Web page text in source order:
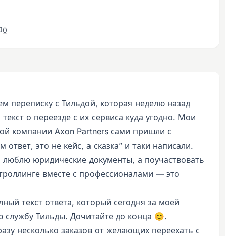
0
переписку с Тильдой, которая неделю назад
о переезде с их сервиса куда угодно. Мои
компании Axon Partners сами пришли с
это не кейс, а сказка” и таки написали.
люблю юридические документы, а поучаствовать
вместе с профессионалами — это
текст ответа, который сегодня за моей
Тильды. Дочитайте до конца 😊.
несколько заказов от желающих переехать с